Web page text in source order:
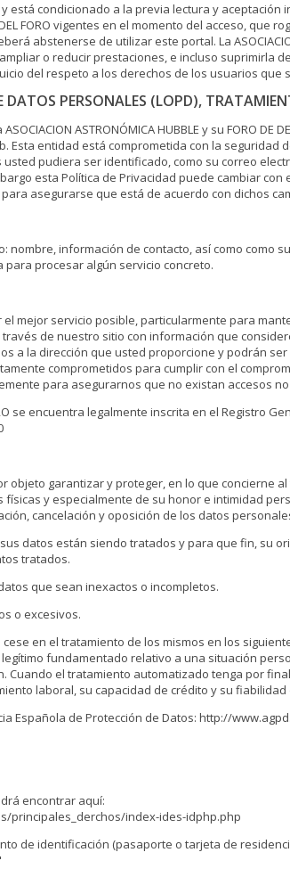
está condicionado a la previa lectura y aceptación
DEL FORO vigentes en el momento del acceso,
abstenerse de utilizar este portal. La
o reducir prestaciones, e incluso suprimirla
del respeto a los derechos de los usuarios que
PERSONALES (LOPD),
ASTRONÓMICA HUBBLE y su FORO DE
entidad está comprometida con la seguridad
pudiera ser identificado, como su correo
esta Política de Privacidad puede cambiar
asegurarse que está de acuerdo con dichos
información de contacto, así como como
procesar algún servicio concreto.
mejor servicio posible, particularmente para
de nuestro sitio con información que
a la dirección que usted proporcione y podrán
altamente comprometidos para cumplir con el
para asegurarnos que no existan accesos
se encuentra legalmente inscrita en el Registro
objeto garantizar y proteger, en lo que concierne
y especialmente de su honor e intimidad
cancelación y oposición de los datos
datos están siendo tratados y para que fin, su
tratados.
que sean inexactos o incompletos.
o excesivos.
en el tratamiento de los mismos en los
fundamentado relativo a una situación
Cuando el tratamiento automatizado tenga por
laboral, su capacidad de crédito y su fiabilidad
Española de Protección de Datos: http://
encontrar aquí:
principales_derchos/index-ides-idphp.php
de identificación (pasaporte o tarjeta de